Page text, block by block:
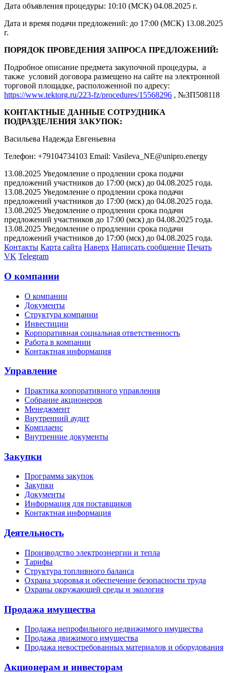
Дата объявления процедуры: 10:10 (МСК) 04.08.2025 г.
Дата и время подачи предложений: до 17:00 (МСК) 13.08.2025
г.
ПОРЯДОК ПРОВЕДЕНИЯ ЗАПРОСА ПРЕДЛОЖЕНИЙ:
Подробное описание предмета закупочной процедуры, а
также условий договора размещено на сайте на электронной
торговой площадке, расположенной по адресу:
https://www.tektorg.ru/223-fz/procedures/15568296 , №ЗП508118
КОНТАКТНЫЕ ДАННЫЕ СОТРУДНИКА
ПОДРАЗДЕЛЕНИЯ ЗАКУПОК:
Васильева Надежда Евгеньевна
Телефон: +79104734103 Email: Vasileva_NE@unipro.energy
13.08.2025 Уведомление о продлении срока подачи
предложений участников до 17:00 (мск) до 04.08.2025 года.
13.08.2025 Уведомление о продлении срока подачи
предложений участников до 17:00 (мск) до 04.08.2025 года.
13.08.2025 Уведомление о продлении срока подачи
предложений участников до 17:00 (мск) до 04.08.2025 года.
13.08.2025 Уведомление о продлении срока подачи
предложений участников до 17:00 (мск) до 04.08.2025 года.
Контакты Карта сайта Наверх Написать сообщение Печать
VK Telegram
О компании
О компании
Документы
Структура компании
Инвестиции
Корпоративная социальная ответственность
Работа в компании
Контактная информация
Управление
Практика корпоративного управления
Собрание акционеров
Менеджмент
Внутренний аудит
Комплаенс
Внутренние документы
Закупки
Программа закупок
Закупки
Документы
Информация для поставщиков
Контактная информация
Деятельность
Производство электроэнергии и тепла
Тарифы
Структура топливного баланса
Охрана здоровья и обеспечение безопасности труда
Охраны окружающей среды и экология
Продажа имущества
Продажа непрофильного недвижимого имущества
Продажа движимого имущества
Продажа невостребованных материалов и оборудования
Акционерам и инвесторам